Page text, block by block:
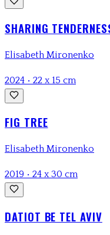
SHARING
Elisabeth Mironenko
2024 • 22 x 15 cm
FIG TREE
Elisabeth Mironenko
2019 • 24 x 30 cm
DATIOT BE TEL AVIV